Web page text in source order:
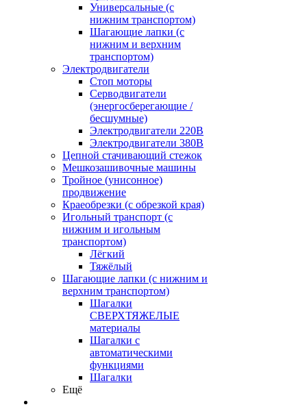
Универсальные (с
нижним транспортом)
Шагающие лапки (с
нижним и верхним
транспортом)
Электродвигатели
Стоп моторы
Серводвигатели
(энергосберегающие /
бесшумные)
Электродвигатели 220В
Электродвигатели 380В
Цепной стачивающий стежок
Мешкозашивочные машины
Тройное (унисонное)
продвижение
Краеобрезки (с обрезкой края)
Игольный транспорт (с
нижним и игольным
транспортом)
Лёгкий
Тяжёлый
Шагающие лапки (с нижним и
верхним транспортом)
Шагалки
СВЕРХТЯЖЕЛЫЕ
материалы
Шагалки с
автоматическими
функциями
Шагалки
Ещё